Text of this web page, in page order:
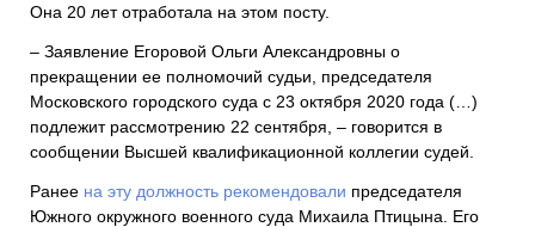
Она 20 лет отработала на этом посту.
– Заявление Егоровой Ольги Александровны о
прекращении ее полномочий судьи, председателя
Московского городского суда с 23 октября 2020 года (…)
подлежит рассмотрению 22 сентября, – говорится в
сообщении Высшей квалификационной коллегии судей.
Ранее на эту должность рекомендовали председателя
Южного окружного военного суда Михаила Птицына. Его